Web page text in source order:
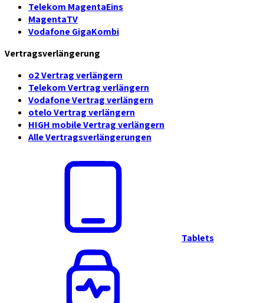
Telekom MagentaEins
MagentaTV
Vodafone GigaKombi
Vertragsverlängerung
o2 Vertrag verlängern
Telekom Vertrag verlängern
Vodafone Vertrag verlängern
otelo Vertrag verlängern
HIGH mobile Vertrag verlängern
Alle Vertragsverlängerungen
Tablets